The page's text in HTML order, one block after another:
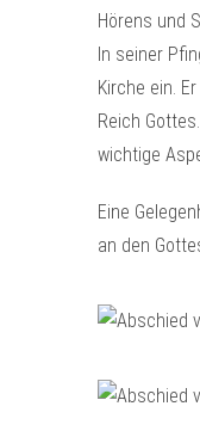
Hörens und
In seiner
Kirche ein.
Reich
wichtige
Eine
an den